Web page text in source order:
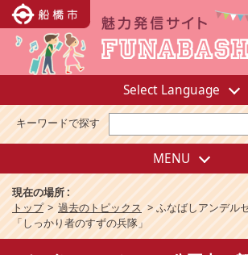
Select Language
キーワードで探す
MENU
現在の場所 :
トップ > 過去のトピックス > ふなばしアンデル
「しっかり者のすずの兵隊」